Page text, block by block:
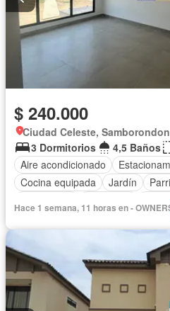
$ 240.000
Ciudad Celeste, Samborondon
3 Dormitorios
4,5 Baños
Aire acondicionado
Cocina equipada
Jardín
Hace 1 semana, 11 horas en -